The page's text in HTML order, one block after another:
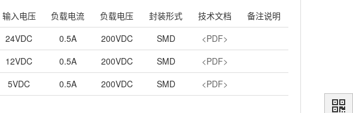
输入电压 负载电流 负载电压 封装形式 技术文档
备注说明
24VDC 0.5A 200VDC SMD
<PDF>
12VDC 0.5A 200VDC SMD
<PDF>
5VDC 0.5A 200VDC SMD <PDF>